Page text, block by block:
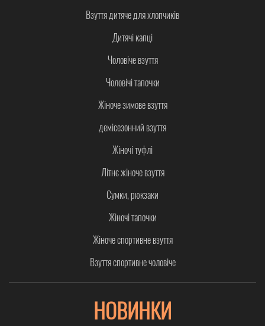
Взуття дитяче для хлопчиків
Дитячі капці
Чоловіче взуття
Чоловічі тапочки
Жіноче зимове взуття
демісезонний взуття
Жіночі туфлі
Літнє жіноче взуття
Сумки, рюкзаки
Жіночі тапочки
Жіноче спортивне взуття
Взуття спортивне чоловіче
НОВИНКИ